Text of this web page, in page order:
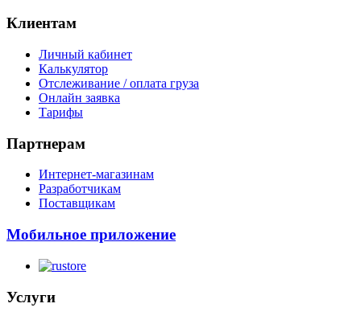
Клиентам
Личный кабинет
Калькулятор
Отслеживание / оплата груза
Онлайн заявка
Тарифы
Партнерам
Интернет-магазинам
Разработчикам
Поставщикам
Мобильное приложение
Услуги